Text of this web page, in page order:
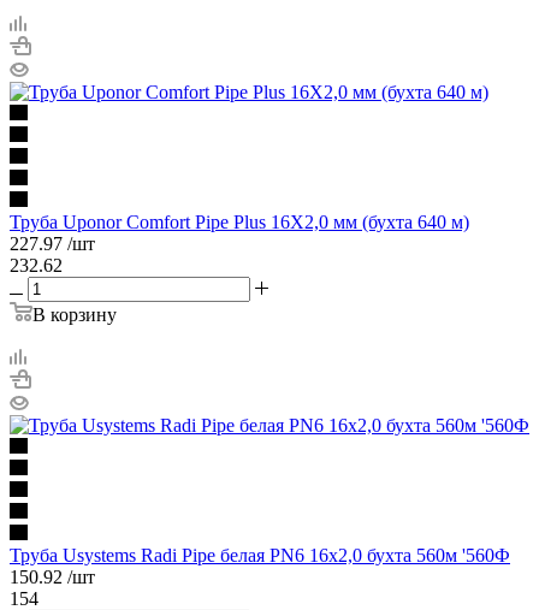
Труба Uponor Comfort Pipe Plus 16X2,0 мм (бухта 640 м)
227.97 /шт
232.62
В корзину
Труба Usystems Radi Pipe белая PN6 16x2,0 бухта 560м '560Ф
150.92 /шт
154